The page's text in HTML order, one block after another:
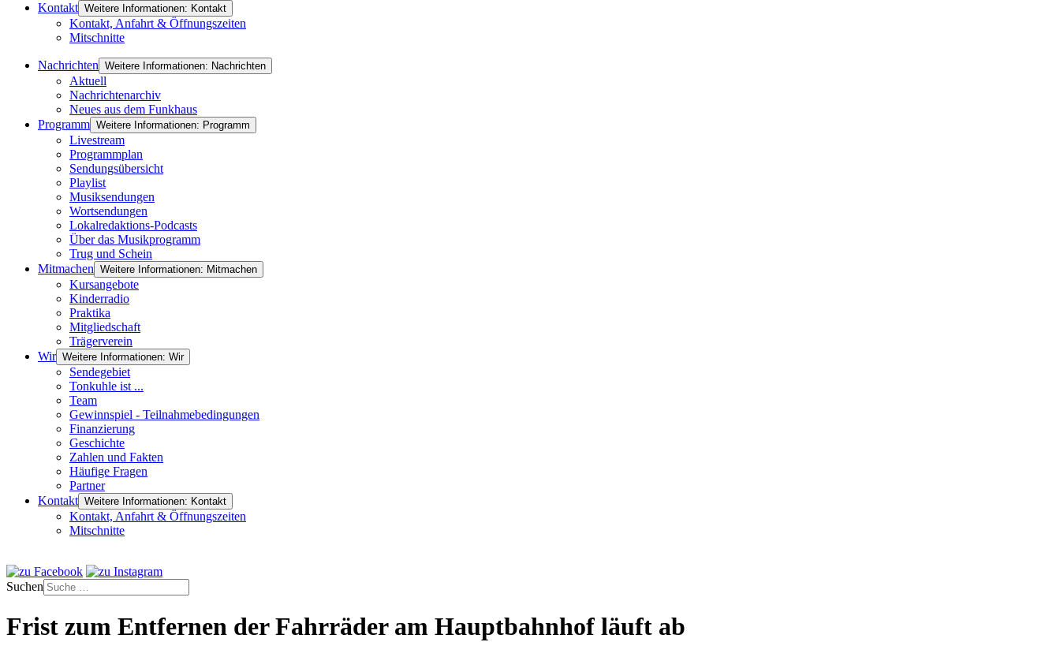
Kontakt Weitere Informationen: Kontakt
Kontakt, Anfahrt & Öffnungszeiten
Mitschnitte
Nachrichten Weitere Informationen: Nachrichten
Aktuell
Nachrichtenarchiv
Neues aus dem Funkhaus
Programm Weitere Informationen: Programm
Livestream
Programmplan
Sendungsübersicht
Playlist
Musiksendungen
Wortsendungen
Lokalredaktions-Podcasts
Über das Musikprogramm
Trug und Schein
Mitmachen Weitere Informationen: Mitmachen
Kursangebote
Kinderradio
Praktika
Mitgliedschaft
Trägerverein
Wir Weitere Informationen: Wir
Sendegebiet
Tonkuhle ist ...
Team
Gewinnspiel - Teilnahmebedingungen
Finanzierung
Geschichte
Zahlen und Fakten
Häufige Fragen
Partner
Kontakt Weitere Informationen: Kontakt
Kontakt, Anfahrt & Öffnungszeiten
Mitschnitte
Suchen
Frist zum Entfernen der Fahrräder am Hauptbahnhof läuft ab